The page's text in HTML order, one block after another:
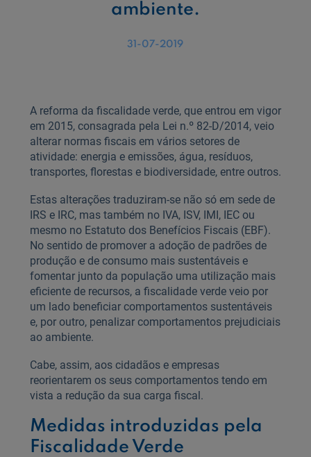
ambiente.
31-07-2019
A reforma da fiscalidade verde, que entrou em vigor
em 2015, consagrada pela Lei n.º 82-D/2014, veio
alterar normas fiscais em vários setores de
atividade: energia e emissões, água, resíduos,
transportes, florestas e biodiversidade, entre outros.
Estas alterações traduziram-se não só em sede de
IRS e IRC, mas também no IVA, ISV, IMI, IEC ou
mesmo no Estatuto dos Benefícios Fiscais (EBF).
No sentido de promover a adoção de padrões de
produção e de consumo mais sustentáveis e
fomentar junto da população uma utilização mais
eficiente de recursos, a fiscalidade verde veio por
um lado beneficiar comportamentos sustentáveis
e, por outro, penalizar comportamentos prejudiciais
ao ambiente.
Cabe, assim, aos cidadãos e empresas
reorientarem os seus comportamentos tendo em
vista a redução da sua carga fiscal.
Medidas introduzidas pela
Fiscalidade Verde